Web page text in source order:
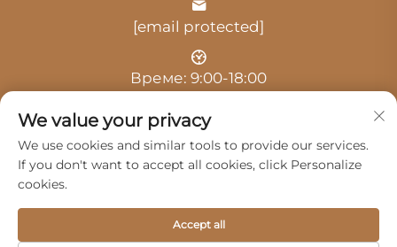
[email protected]
Време: 9:00-18:00
Automobile Service Co., Ltd. -
Политика за приватност
We value your privacy
We use cookies and similar tools to provide our services.
If you don't want to accept all cookies, click Personalize
cookies.
Accept all